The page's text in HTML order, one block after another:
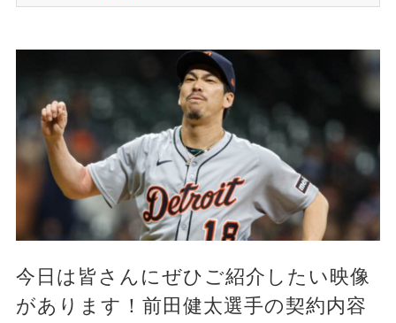
今日は皆さんにぜひご紹介したい映像
があります！前田健太選手の契約内容